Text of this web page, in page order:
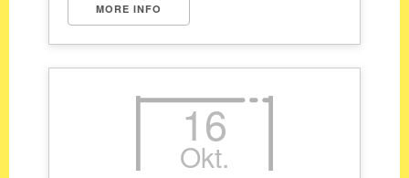
MORE INFO
16
Okt.